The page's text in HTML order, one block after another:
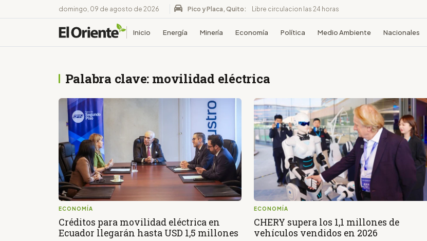
domingo, 09 de agosto de 2026 Pico y Placa, Quito: Libre circulacion las 24 horas
Inicio Energía Minería Economía Política Medio Ambiente Nacionales
Palabra clave: movilidad eléctrica
ECONOMÍA
Créditos para movilidad eléctrica en
Ecuador llegarán hasta USD 1,5 millones
ECONOMÍA
CHERY supera los 1,1 millones de
vehículos vendidos en 2026